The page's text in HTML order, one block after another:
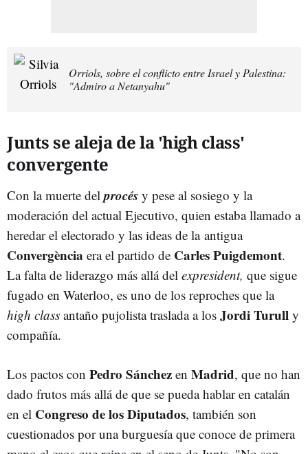
Orriols, sobre el conflicto entre Israel y Palestina:
"Admiro a Netanyahu"
Junts se aleja de la 'high class'
convergente
Con la muerte del procés y pese al sosiego y la
moderación del actual Ejecutivo, quien estaba llamado a
heredar el electorado y las ideas de la antigua
Convergència era el partido de Carles Puigdemont.
La falta de liderazgo más allá del expresident, que sigue
fugado en Waterloo, es uno de los reproches que la
high class antaño pujolista traslada a los Jordi Turull y
compañía.
Los pactos con Pedro Sánchez en Madrid, que no han
dado frutos más allá de que se pueda hablar en catalán
en el Congreso de los Diputados, también son
cuestionados por una burguesía que conoce de primera